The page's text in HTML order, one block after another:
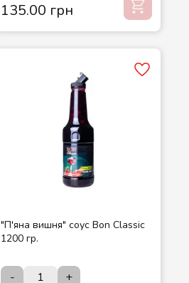
135.00 грн
"П'яна вишня" соус Bon Classic
1200 гр.
- +